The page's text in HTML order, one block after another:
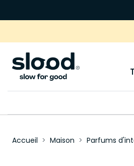
Accueil Maison Parfums